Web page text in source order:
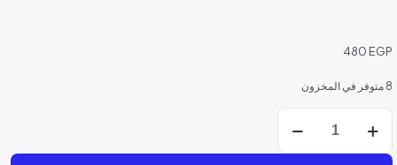
480 EGP
8 متوفر في المخزون
بامبو